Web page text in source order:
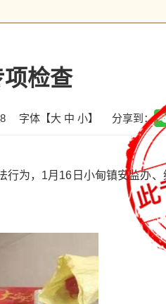
检查
字体【大 中 小】 分享到：
为，1月16日小甸镇安监办、